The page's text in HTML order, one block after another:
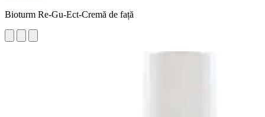
Bioturm Re-Gu-Ect-Cremă de față